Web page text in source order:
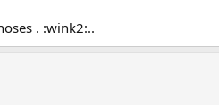
. :wink2:..